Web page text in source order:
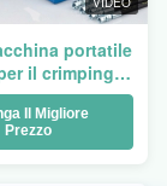
portatile
il crimping
con
di crimping
1" di
Il Migliore
Prezzo